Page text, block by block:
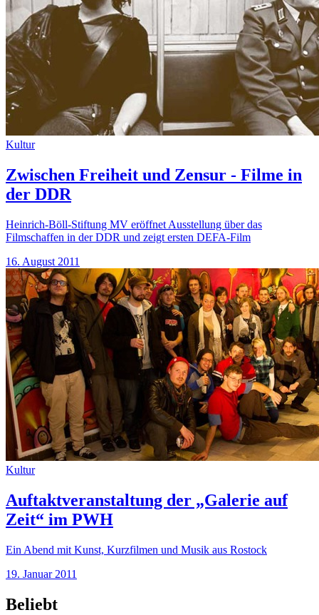
Kultur
Zwischen Freiheit und Zensur - Filme in
der DDR
Heinrich-Böll-Stiftung MV eröffnet Ausstellung über das
Filmschaffen in der DDR und zeigt ersten DEFA-Film
16. August 2011
Kultur
Auftaktveranstaltung der „Galerie auf
Zeit“ im PWH
Ein Abend mit Kunst, Kurzfilmen und Musik aus Rostock
19. Januar 2011
Beliebt